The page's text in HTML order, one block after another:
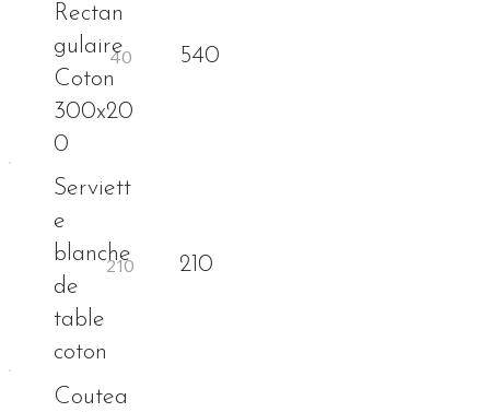
Rectan
gulaire
Coton
300x20
0
540
Serviett
e
blanche
de
table
coton
210
Coutea